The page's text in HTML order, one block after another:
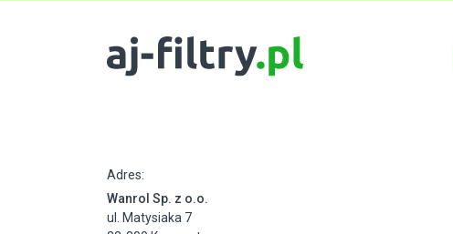
Adres:
Wanrol Sp. z o.o.
ul. Matysiaka 7